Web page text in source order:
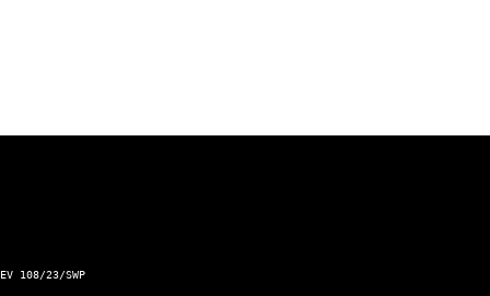
EV 108/23/SWP